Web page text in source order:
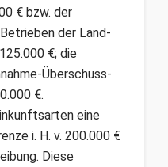
€ bzw. der
der Land-
€; die
Überschuss-
€.
eine
i. H. v. 200.000 €
Diese